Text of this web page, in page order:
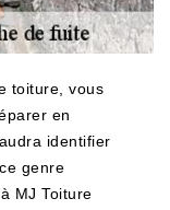
toiture, vous
en
identifier
genre
MJ Toiture